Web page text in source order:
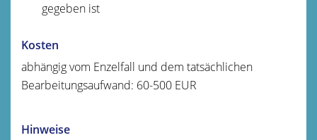
gegeben ist
Kosten
abhängig vom Enzelfall und dem tatsächlichen
Bearbeitungsaufwand: 60-500 EUR
Hinweise